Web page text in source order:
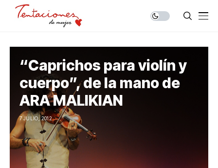
“Caprichos para violín y
cuerpo”, de la mano de
ARA MALIKIAN
7 JULIO, 2012